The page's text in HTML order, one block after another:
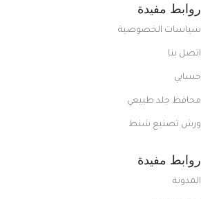
روابط مفيدة
سياسات الخصوصية
اتصل بنا
حسابي
محافظ جلد طبيعي
ورش تصنيع شنط
روابط مفيدة
المدونة